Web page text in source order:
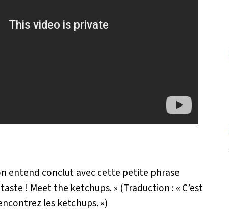
entend conclut avec cette petite phrase
! Meet the ketchups. » (Traduction :« C’est
les ketchups. »)